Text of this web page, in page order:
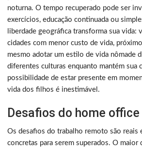
noturna. O tempo recuperado pode ser
exercícios, educação continuada ou
liberdade geográfica transforma sua vida:
cidades com menor custo de vida,
mesmo adotar um estilo de vida nômade
diferentes culturas enquanto mantém sua
possibilidade de estar presente em
vida dos filhos é inestimável.
Desafios do home office
Os desafios do trabalho remoto são reais
concretas para serem superados. O maior